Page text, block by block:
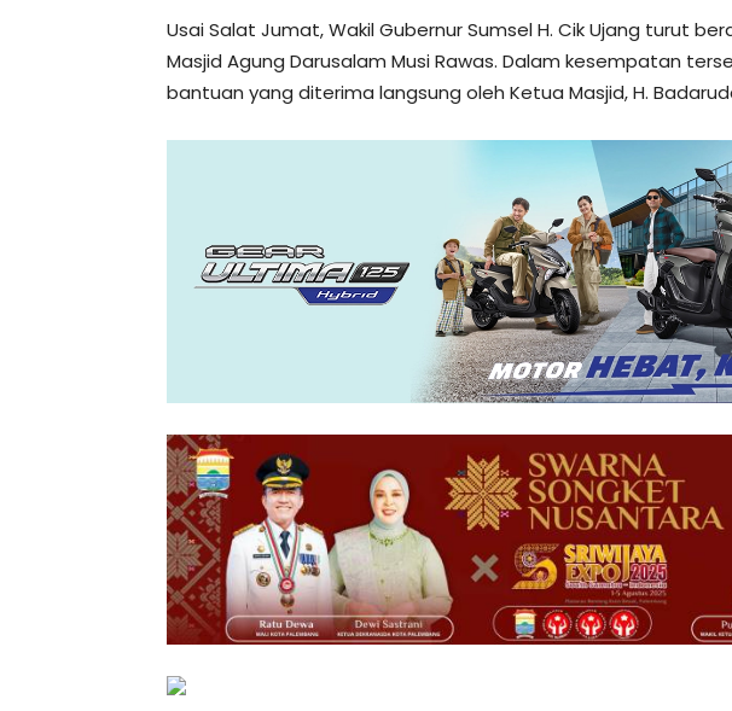
Usai Salat Jumat, Wakil Gubernur Sumsel H. Cik Ujang turut
Masjid Agung Darusalam Musi Rawas. Dalam kesempatan
bantuan yang diterima langsung oleh Ketua Masjid, H.